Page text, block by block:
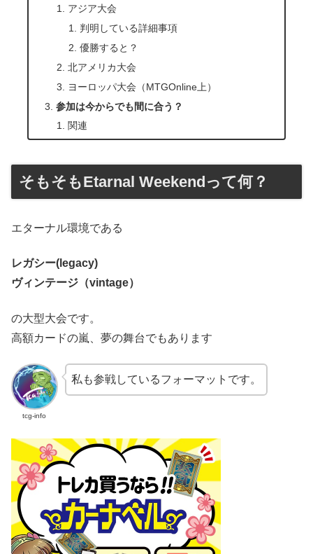
アジア大会
判明している詳細事項
優勝すると？
北アメリカ大会
ヨーロッパ大会（MTGOnline上）
参加は今からでも間に合う？
関連
そもそもEtarnal Weekendって何？
エターナル環境である
レガシー(legacy)
ヴィンテージ（vintage）
の大型大会です。
高額カードの嵐、夢の舞台でもあります
tcg-info
私も参戦しているフォーマットです。